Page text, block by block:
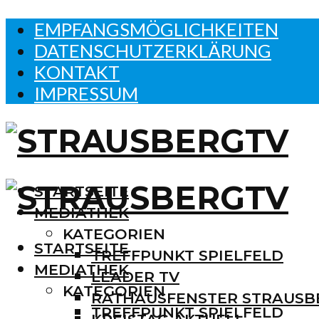
EMPFANGSMÖGLICHKEITEN
DATENSCHUTZERKLÄRUNG
KONTAKT
IMPRESSUM
STARTSEITE
MEDIATHEK
KATEGORIEN
TREFFPUNKT SPIELFELD
LEADER TV
RATHAUSFENSTER
STARTSEITE
MEDIATHEK
KATEGORIEN
TREFFPUNKT SPIELFELD